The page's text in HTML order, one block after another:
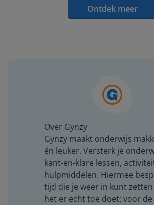
Ontdek meer
Over Gynzy
Gynzy maakt onderwijs
én leuker. Versterk je
kant-en-klare lessen,
hulpmiddelen. Hiermee
tijd die je weer in kunt
het er echt toe doet: voor de